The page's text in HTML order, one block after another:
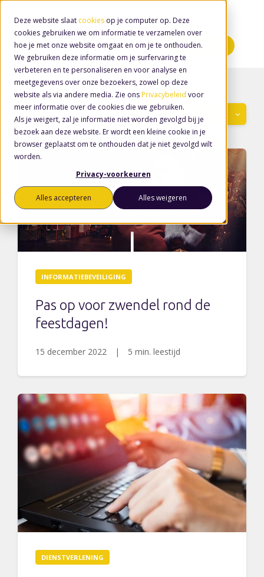
Deze website slaat cookies op je computer op. Deze
cookies gebruiken we om informatie te verzamelen over
hoe je met onze website omgaat en om je te onthouden.
We gebruiken deze informatie om je surfervaring te
verbeteren en te personaliseren en voor analyse en
meetgegevens over onze bezoekers, zowel op deze
website als via andere media. Zie ons Privacybeleid voor
meer informatie over de cookies die we gebruiken.
Als je weigert, zal je informatie niet worden gevolgd bij je
bezoek aan deze website. Er wordt een kleine cookie in je
browser geplaatst om te onthouden dat je niet gevolgd wilt
worden.
Privacy-voorkeuren
Alles accepteren Alles weigeren
Minidemo's
Categorieën
INFORMATIEBEVEILIGING
Pas op voor zwendel rond de
feestdagen!
15 december 2022 | 5 min. leestijd
DIENSTVERLENING